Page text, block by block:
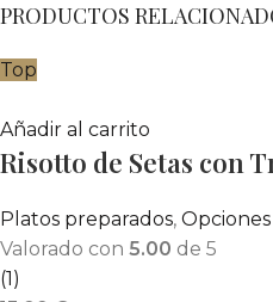
PRODUCTOS
Top
Añadir al carrito
Risotto de Setas con
Platos preparados,
Valorado con 5.00 de 5
(1)